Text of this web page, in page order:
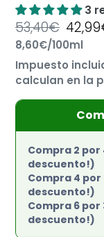
3
Precio
habitual
53,40€
de
Precio
unitario
8,60€/por
100ml
Impuesto
calculan en la
Compra 2 por
descuento!)
Compra 4 por
descuento!)
Compra 6 por
descuento!)